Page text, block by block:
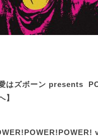
愛はズボーン presents
】